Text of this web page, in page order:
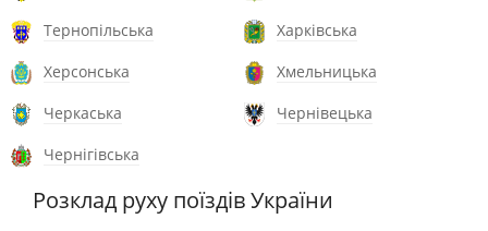
Тернопільська
Харківська
Херсонська
Хмельницька
Черкаська
Чернівецька
Чернігівська
Розклад руху поїздів України